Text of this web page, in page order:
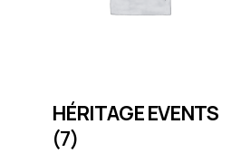
HÉRITAGE EVENTS
(7)